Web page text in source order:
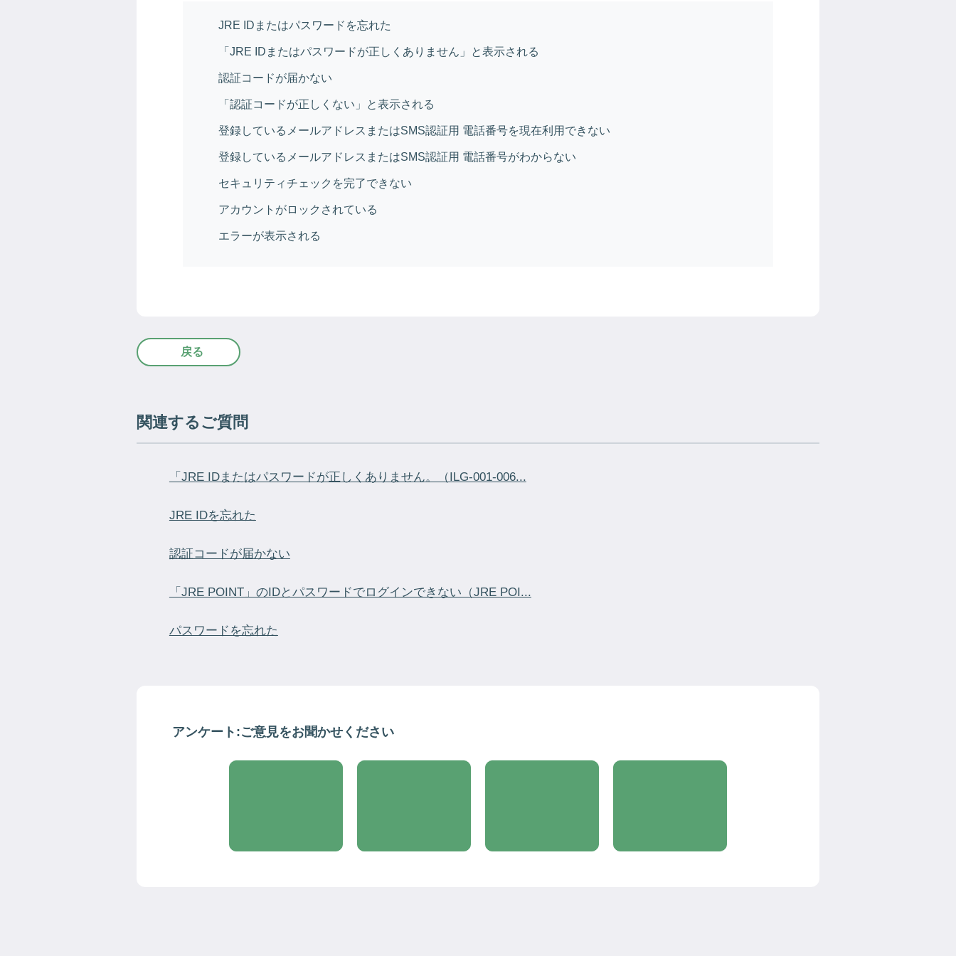
戻る
JRE IDまたはパスワードを忘れた
「JRE IDまたはパスワードが正しくありません」と表示される
認証コードが届かない
「認証コードが正しくない」と表示される
登録しているメールアドレスまたはSMS認証用 電話番号を現在利用できない
登録しているメールアドレスまたはSMS認証用 電話番号がわからない
セキュリティチェックを完了できない
アカウントがロックされている
エラーが表示される
関連するご質問
「JRE IDまたはパスワードが正しくありません。（ILG-001-006...
JRE IDを忘れた
認証コードが届かない
「JRE POINT」のIDとパスワードでログインできない（JRE POI...
パスワードを忘れた
アンケート:ご意見をお聞かせください